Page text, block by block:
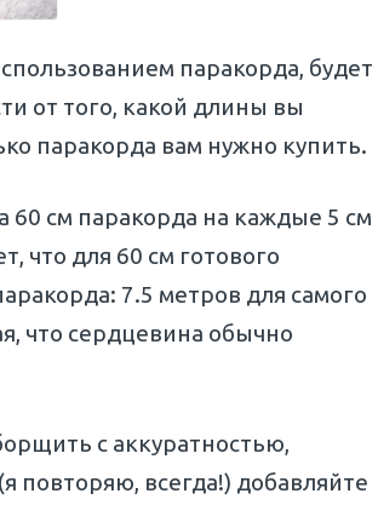
паракорда, будет
от того, какой длины вы
паракорда вам нужно купить.
60 см паракорда на каждые 5 см
что для 60 см готового
7.5 метров для самого
что сердцевина обычно
с аккуратностью,
повторяю, всегда!) добавляйте